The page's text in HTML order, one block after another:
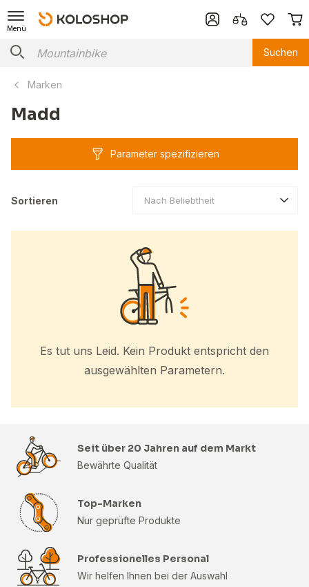
Menü
Suchen
Marken
Madd
Parameter spezifizieren
Sortieren Nach Beliebtheit
Es tut uns Leid. Kein Produkt entspricht den
ausgewählten Parametern.
Seit über 20 Jahren auf dem Markt
Bewährte Qualität
Top-Marken
Nur geprüfte Produkte
Professionelles Personal
Wir helfen Ihnen bei der Auswahl